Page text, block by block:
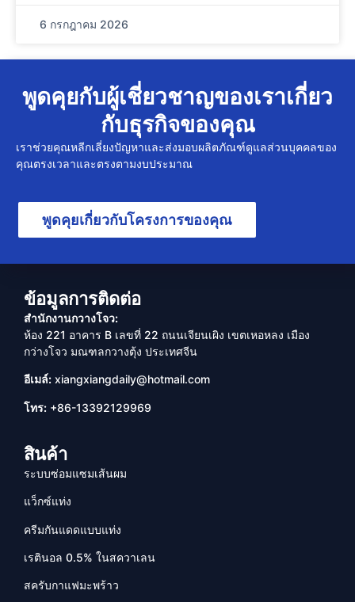
6 กรกฎาคม 2026
พูดคุยกับผู้เชี่ยวชาญของเราเกี่ยว
กับธุรกิจของคุณ
เราช่วยคุณหลีกเลี่ยงปัญหาและส่งมอบผลิตภัณฑ์ดูแลส่วนบุคคลของ
คุณตรงเวลาและตรงตามงบประมาณ
พูดคุยเกี่ยวกับโครงการของคุณ
ข้อมูลการติดต่อ
สำนักงานกวางโจว:
ห้อง 221 อาคาร B เลขที่ 22 ถนนเจียนเผิง เขตเหอหลง เมือง
กว่างโจว มณฑลกวางตุ้ง ประเทศจีน
อีเมล์: xiangxiangdaily@hotmail.com
โทร: +86-13392129969
สินค้า
ระบบซ่อมแซมเส้นผม
แว็กซ์แท่ง
ครีมกันแดดแบบแท่ง
เรตินอล 0.5% ในสควาเลน
สครับกาแฟมะพร้าว